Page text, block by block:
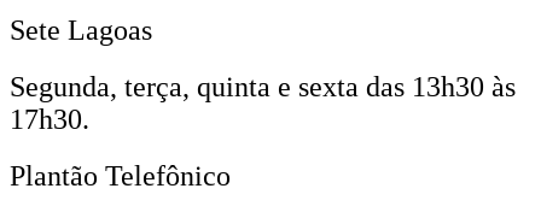
Sete Lagoas
Segunda, terça, quinta e sexta das 13h30 às
17h30.
Plantão Telefônico